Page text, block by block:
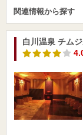
関連情報から探す
白川温泉 チム